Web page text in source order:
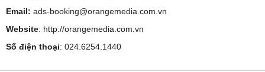
Email: ads-booking@orangemedia.com.vn
Website: http://orangemedia.com.vn
Số điện thoại: 024.6254.1440